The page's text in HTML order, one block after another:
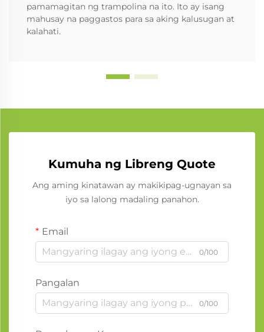
pamamagitan ng trampolina na ito. Ito ay isang
mahusay na paggastos para sa aking kalusugan at
kalahati.
Kumuha ng Libreng Quote
Ang aming kinatawan ay makikipag-ugnayan sa
iyo sa lalong madaling panahon.
Email
0/100
Pangalan
0/100